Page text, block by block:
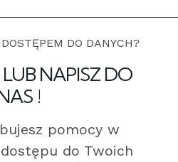
DO DANYCH?
NAPISZ DO
!
pomocy w
do Twoich